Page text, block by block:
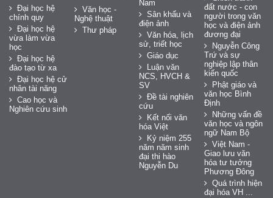
Đại học hệ
chính quy
Đại học hệ
vừa làm vừa
học
Đại học hệ
đào tạo từ xa
Đại học hệ cử
nhân tài năng
Cao học và
Nghiên cứu sinh
Văn học -
Nghệ thuật
Thư pháp
Nam
Sân khấu và
điện ảnh
Văn hóa, lịch
sử, triết học
Giáo dục
Luận văn
NCS, HVCH &
SV
Đề tài nghiên
cứu
Kết nối văn
hóa Việt
Kỷ niệm 255
năm năm sinh
đại thi hào
Nguyễn Du
đất nước - con
người trong văn
học và điện ảnh
đương đại
Nguyễn Công
Trứ và sự
nghiệp lập thân
kiến quốc
Phật giáo và
văn học Bình
Định
Những vấn đề
văn học và ngôn
ngữ Nam Bộ
Việt Nam -
Giao lưu văn
hóa tư tưởng
Phương Đông
Quá trình hiện
đại hóa VH ...